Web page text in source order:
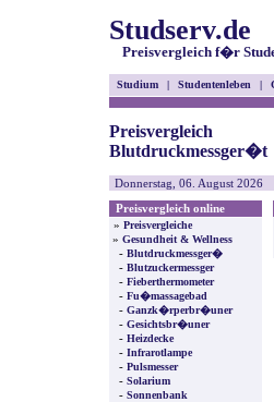
Studserv.de
Preisvergleich f�r
Studium | Studentenleben |
Preisvergleich
Blutdruckmessger�t
Donnerstag, 06. August 2026
Preisvergleich online
» Preisvergleiche
» Gesundheit & Wellness
- Blutdruckmessger�
- Blutzuckermessger
- Fieberthermometer
- Fu�massagebad
- Ganzk�rperbr�uner
- Gesichtsbr�uner
- Heizdecke
- Infrarotlampe
- Pulsmesser
- Solarium
- Sonnenbank